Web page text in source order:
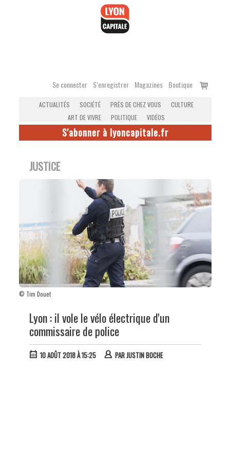
Se connecter S’enregistrer Magazines Boutique
Voir
ACTUALITÉS SOCIÉTÉ PRÈS DE CHEZ VOUS
CULTURE
ART DE VIVRE
POLITIQUE VIDÉOS
S'abonner à lyoncapitale.fr
JUSTICE
© Tim Douet
Lyon : il vole le vélo électrique d'un
commissaire de police
10 AOÛT 2018 À 15:25 PARJUSTIN BOCHE